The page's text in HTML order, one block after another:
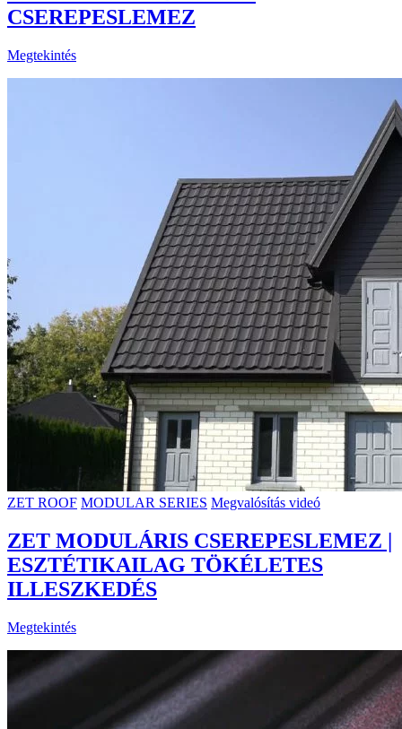
CSEREPESLEMEZ
Megtekintés
ZET ROOF MODULAR SERIES Megvalósítás videó
ZET MODULÁRIS CSEREPESLEMEZ |
ESZTÉTIKAILAG TÖKÉLETES
ILLESZKEDÉS
Megtekintés